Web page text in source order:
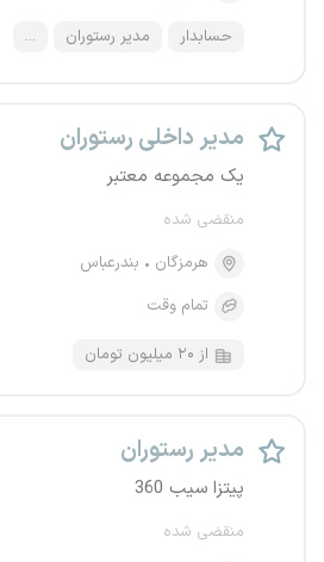
حسابدار مدیر رستوران ...
مدیر داخلی رستوران
یک مجموعه معتبر
منقضی شده
هرمزگان
بندرعباس
تمام وقت
از ۲۰ میلیون تومان
مدیر رستوران
پیتزا سیب 360
منقضی شده